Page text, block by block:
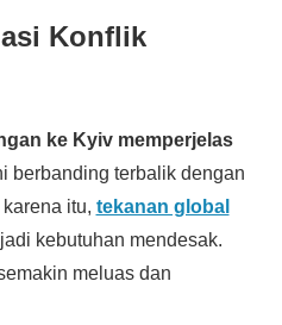
Konflik
ke Kyiv memperjelas
berbanding terbalik dengan
itu, tekanan global
kebutuhan mendesak.
meluas dan